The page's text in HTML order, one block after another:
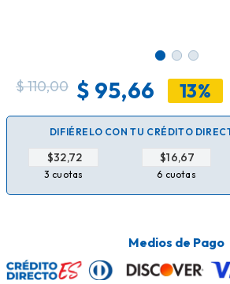
$110,00 $ 95,66 13%
DIFIÉRELO CON TU CRÉDITO
$
3 cuotas
$
6 cuotas
Medios de Pago